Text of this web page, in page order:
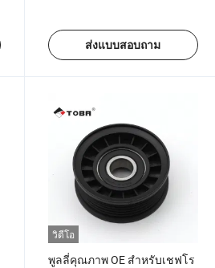
ส่งแบบสอบถาม
วิดีโอ
พูลลี่คุณภาพ OE สำหรับเชฟโร